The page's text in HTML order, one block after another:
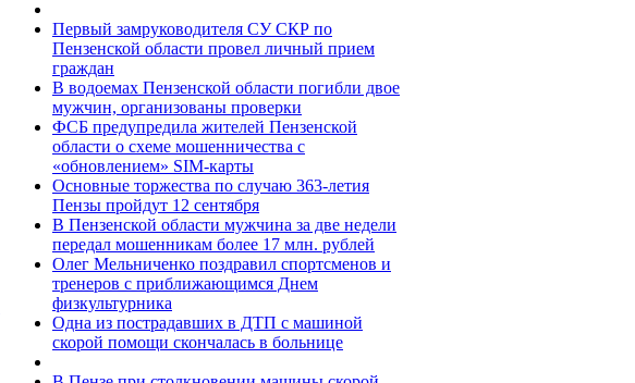
Первый замруководителя СУ СКР по
Пензенской области провел личный прием
граждан
В водоемах Пензенской области погибли двое
мужчин, организованы проверки
ФСБ предупредила жителей Пензенской
области о схеме мошенничества c
«обновлением» SIM-карты
Основные торжества по случаю 363-летия
Пензы пройдут 12 сентября
В Пензенской области мужчина за две недели
передал мошенникам более 17 млн. рублей
Олег Мельниченко поздравил спортсменов и
тренеров с приближающимся Днем
физкультурника
Одна из пострадавших в ДТП с машиной
скорой помощи скончалась в больнице